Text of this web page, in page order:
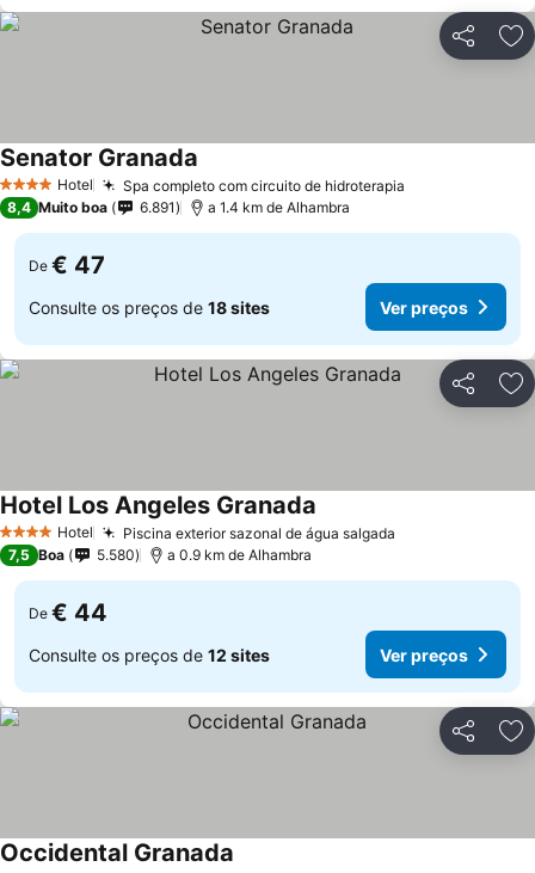
Partilhar
4 EstrelasHotel Spa completo com circuito de hidroterapia
Senator Granada
8,4 Muito boa 6.891 a 1.4 km de Alhambra
De € 47
Consulte os preços de 18 sites Ver preços
Partilhar
4 EstrelasHotel Piscina exterior sazonal de água salgada
Hotel Los Angeles Granada
7,5 Boa 5.580 a 0.9 km de Alhambra
De € 44
Consulte os preços de 12 sites Ver preços
Partilhar
Occidental Granada